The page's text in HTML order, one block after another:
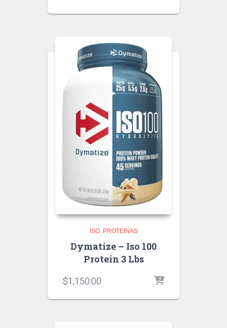
ISO PROTEINAS
Dymatize – Iso 100
Protein 3 Lbs
$1,150.00